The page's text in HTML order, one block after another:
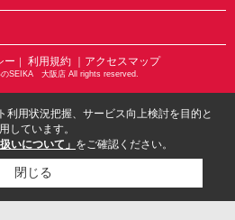
ー ｜ 利用規約 ｜アクセスマップ
SEIKA 大阪店 All rights reserved.
利用状況把握、サービス向上検討を目的と
しています。
いについて」 をご確認ください。
閉じる